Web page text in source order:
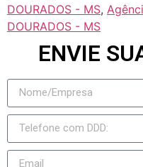
DOURADOS - MS,
DOURADOS - MS
ENVIE